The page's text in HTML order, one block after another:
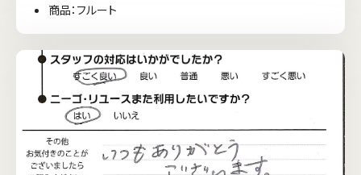
商品：フルート